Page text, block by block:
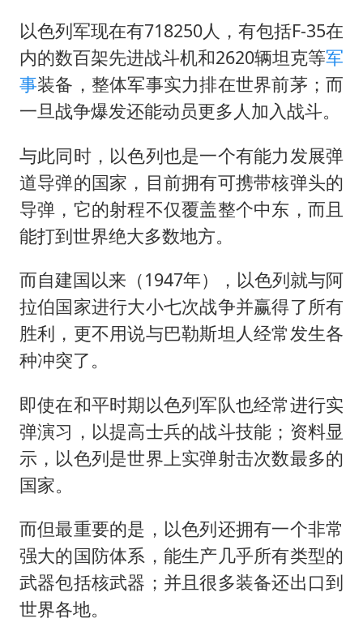
乐享全民健身 共筑健康中国
以色列军现在有718250人，有包括F-35在
内的数百架先进战斗机和2620辆坦克等军
事装备，整体军事实力排在世界前茅；而
一旦战争爆发还能动员更多人加入战斗。
与此同时，以色列也是一个有能力发展弹
道导弹的国家，目前拥有可携带核弹头的
导弹，它的射程不仅覆盖整个中东，而且
能打到世界绝大多数地方。
而自建国以来（1947年），以色列就与阿
拉伯国家进行大小七次战争并赢得了所有
胜利，更不用说与巴勒斯坦人经常发生各
种冲突了。
即使在和平时期以色列军队也经常进行实
弹演习，以提高士兵的战斗技能；资料显
示，以色列是世界上实弹射击次数最多的
国家。
而但最重要的是，以色列还拥有一个非常
强大的国防体系，能生产几乎所有类型的
武器包括核武器；并且很多装备还出口到
世界各地。